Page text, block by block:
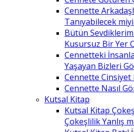
Cennette
Tanıyabilecek
Bütün
Kusursuz Bir Yer
Cennetteki
Yaşayan Bizleri
Cennette Cinsiyet
Cennette Nasıl
Kutsal Kitap
Kutsal Kitap
Çokeşlilik Yanlış